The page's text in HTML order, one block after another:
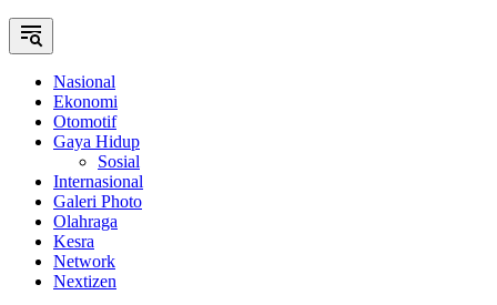
Nasional
Ekonomi
Otomotif
Gaya Hidup
Sosial
Internasional
Galeri Photo
Olahraga
Kesra
Network
Nextizen